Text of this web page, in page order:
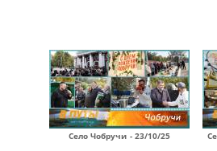
Село Чобручи - 23/10/25